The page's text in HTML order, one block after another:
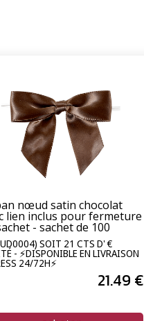
nœud satin chocolat
lien inclus pour fermeture
- sachet de 100
SOIT 21 CTS D' €
- ⚡DISPONIBLE EN LIVRAISON
24/72H⚡
21.49 €